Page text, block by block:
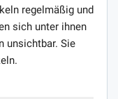
regelmäßig und
sich unter ihnen
unsichtbar. Sie